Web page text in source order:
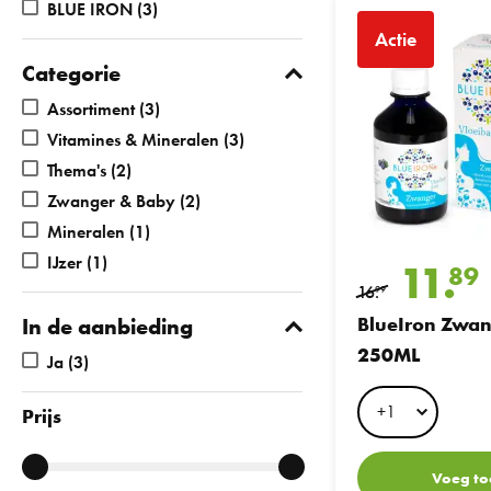
BLUE IRON (3)
Categorie
Assortiment(3)
Vitamines & Mineralen (3)
Thema's (2)
Zwanger & Baby (2)
Mineralen (1)
IJzer (1)
In de aanbieding
Ja (3)
Prijs
Actie
16.
99 11.89
BlueIron
250ML
Voeg